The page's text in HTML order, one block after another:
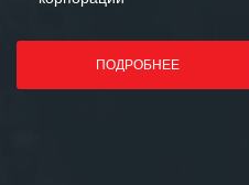
ПОДРОБНЕЕ